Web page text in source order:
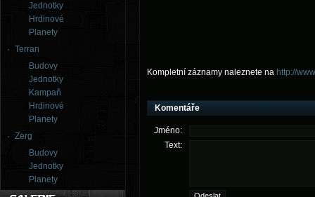
Jednotky
Hrdinové
Planety
Terran
Budovy
Jednotky
Kampaň
Hrdinové
Planety
Zerg
Budovy
Jednotky
Planety
Kompletní záznamy naleznete na http://
Komentáře
Jméno:
Text: